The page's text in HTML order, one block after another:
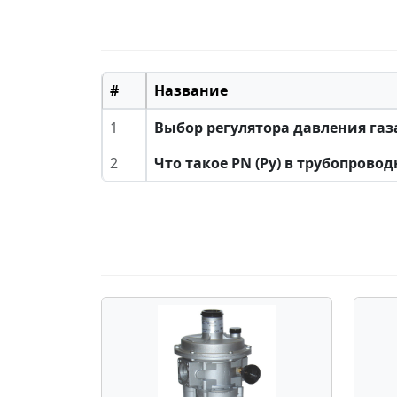
#
Название
1
Выбор регулятора давления
2
Что такое PN (Ру) в